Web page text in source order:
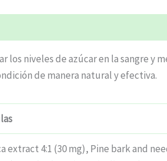
niveles de azúcar en la sangre y
de manera natural y efectiva.
4:1 (30 mg), Pine bark and